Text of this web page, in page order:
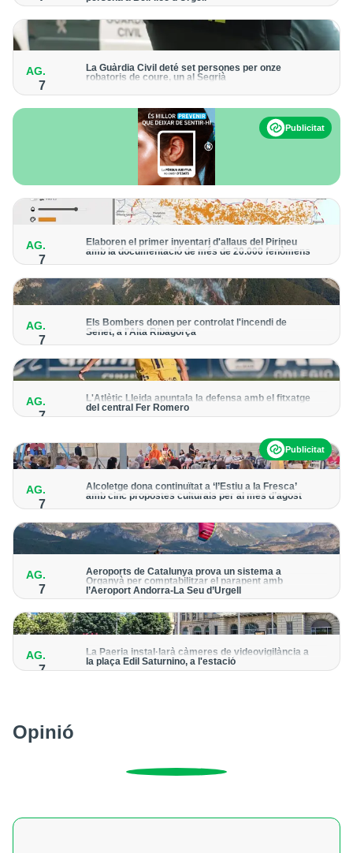
forma progressiva
AG.
7
La Guàrdia Civil deté set persones per onze
robatoris de coure, un al Segrià
Publicitat
AG.
7
Elaboren el primer inventari d'allaus del Pirineu
amb la documentació de més de 20.000 fenòmens
Obra de l'Institut Cartogràfic i Geològic de Catalunya, amb
AG.
7
Els Bombers donen per controlat l'incendi de
Senet, a l'Alta Ribagorça
El cos manté la vigilància de la zona amb drons i mitjans aeris
AG.
7
L'Atlètic Lleida apuntala la defensa amb el fitxatge
del central Fer Romero
Publicitat
AG.
7
Alcoletge dona continuïtat a ‘l’Estiu a la Fresca’
amb cinc propostes culturals per al mes d’agost
Un dels grans protagonistes de la programació serà
AG.
7
Aeroports de Catalunya prova un sistema a
Organyà per comptabilitzar el parapent amb
l’Aeroport Andorra-La Seu d’Urgell
mòbil per donar pas als avions amb vols instrumentals
AG.
7
La Paeria instal·larà càmeres de videovigilància a
la plaça Edil Saturnino, a l'estació
Opinió